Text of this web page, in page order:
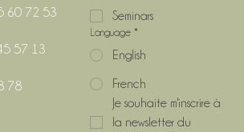
60 72 53
57 13
78
Seminars
Language *
English
French
Je souhaite m'inscrire à
la newsletter du